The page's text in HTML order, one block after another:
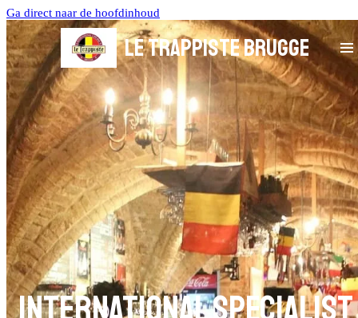
Ga direct naar de hoofdinhoud
LE TRAPPISTE BRUGGE